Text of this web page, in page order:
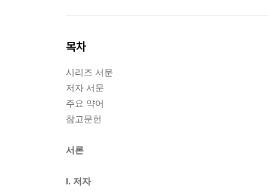
목차
시리즈 서문
저자 서문
주요 약어
참고문헌
서론
I. 저자